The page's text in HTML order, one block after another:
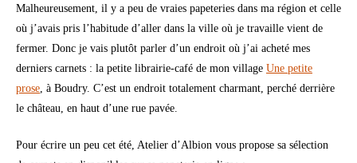
Malheureusement, il y a peu de vraies papeteries dans ma région et celle
où j’avais pris l’habitude d’aller dans la ville où je travaille vient de
fermer. Donc je vais plutôt parler d’un endroit où j’ai acheté mes
derniers carnets : la petite librairie-café de mon village Une petite
prose , à Boudry. C’est un endroit totalement charmant, perché derrière
le château, en haut d’une rue pavée.
Pour écrire un peu cet été, Atelier d’Albion vous propose sa sélection